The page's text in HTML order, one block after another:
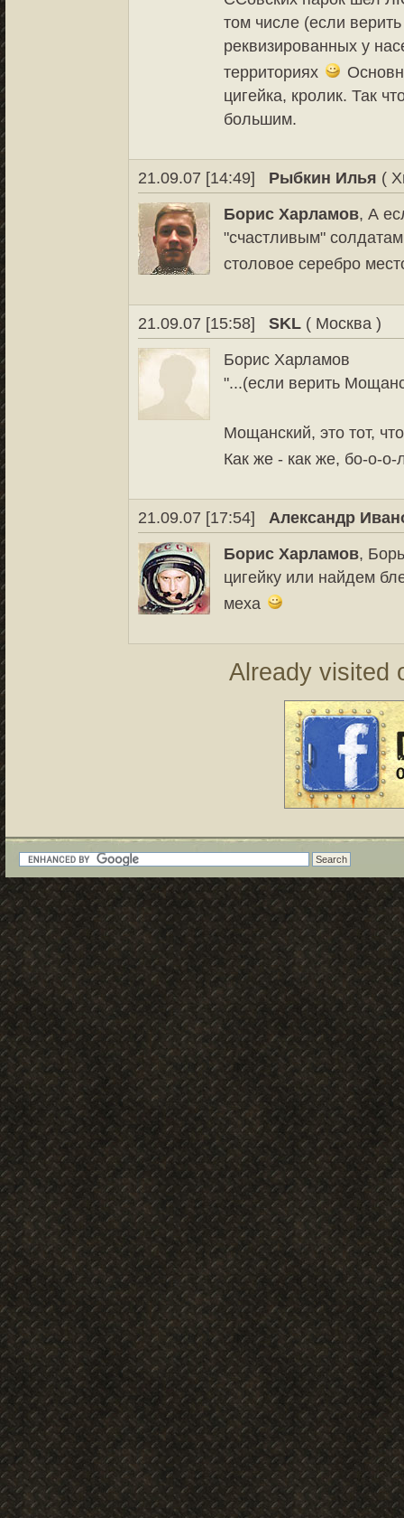
том числе (если
реквизированных у
территориях
цигейка, кролик. Так
большим.
21.09.07 [14:49] Рыбкин Илья (
Борис Харламов, А
"счастливым"
столовое серебро
21.09.07 [15:58] SKL ( Москва )
Борис Харламов
"...(если верить
Мощанский, это тот,
Как же - как же, бо-о-
21.09.07 [17:54]
Александр
Борис Харламов,
цигейку или найдем
меха
Already visited